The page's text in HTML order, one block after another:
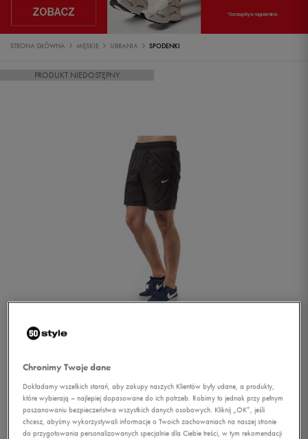
STRONA GŁÓWNA MĘSKIE UBRANIA SPODENKI
PRODUKT NIEDOSTĘPNY
1/1
NIKE SZORTY SHORT
SWSH POLY
Chronimy Twoje dane
Dokładamy wszelkich starań, aby zakupy naszych Klientów były udane, a produkty,
które wybierają – najlepiej dopasowane do ich potrzeb. Robimy to jednak przy pełnym
poszanowaniu bezpieczeństwa wszystkich danych osobowych. Kliknij „OK”, jeśli
chcesz, abyśmy wykorzystywali informacje o Twoich zachowaniach na naszej stronie
do przygotowania personalizowanych specjalnie dla Ciebie treści, w tym rekomendacji